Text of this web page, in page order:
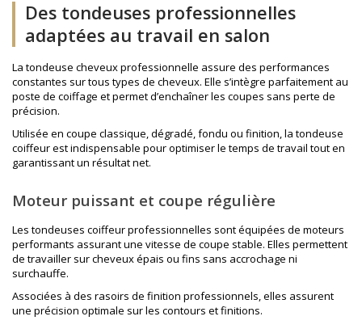
Des tondeuses professionnelles
adaptées au travail en salon
La tondeuse cheveux professionnelle assure des performances
constantes sur tous types de cheveux. Elle s’intègre parfaitement au
poste de coiffage et permet d’enchaîner les coupes sans perte de
précision.
Utilisée en coupe classique, dégradé, fondu ou finition, la tondeuse
coiffeur est indispensable pour optimiser le temps de travail tout en
garantissant un résultat net.
Moteur puissant et coupe régulière
Les tondeuses coiffeur professionnelles sont équipées de moteurs
performants assurant une vitesse de coupe stable. Elles permettent
de travailler sur cheveux épais ou fins sans accrochage ni
surchauffe.
Associées à des rasoirs de finition professionnels, elles assurent
une précision optimale sur les contours et finitions.